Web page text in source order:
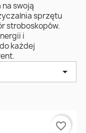
swoją
sprzętu
stroboskopów.
i
każdej

favorite_border